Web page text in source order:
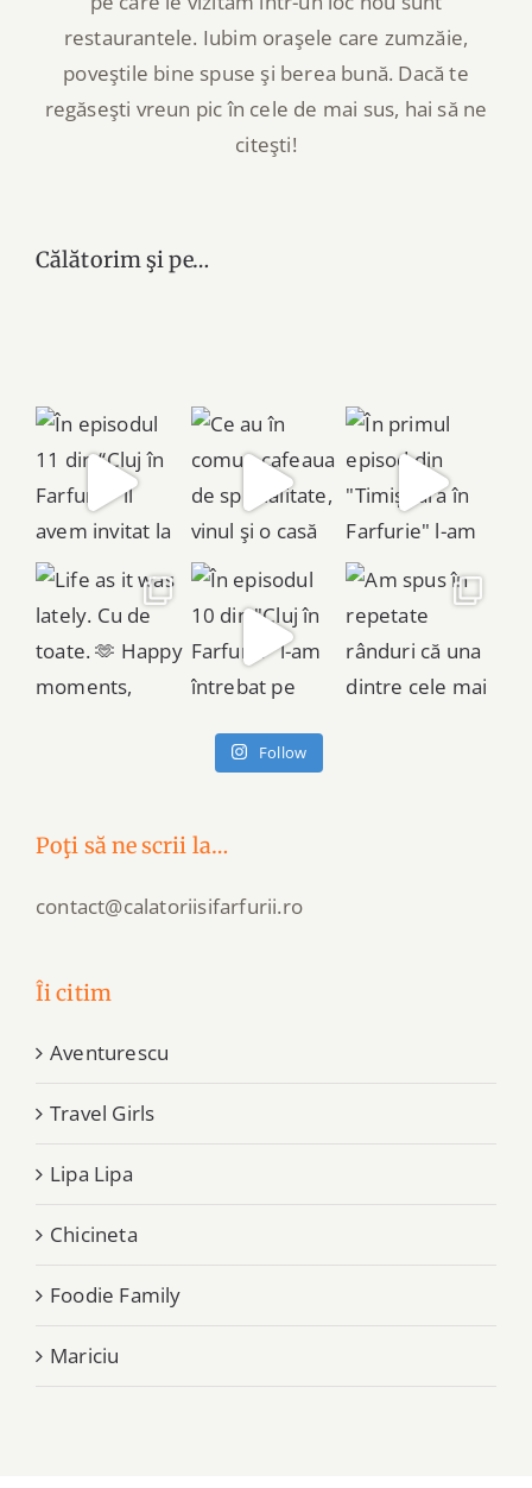
restaurantele. Iubim oraşele care zumzăie,
poveştile bine spuse şi berea bună. Dacă te
regăseşti vreun pic în cele de mai sus, hai să ne
citeşti!
Călătorim şi pe…
Follow
Poţi să ne scrii la…
contact@calatoriisifarfurii.ro
Îi citim
Aventurescu
Travel Girls
Lipa Lipa
Chicineta
Foodie Family
Mariciu